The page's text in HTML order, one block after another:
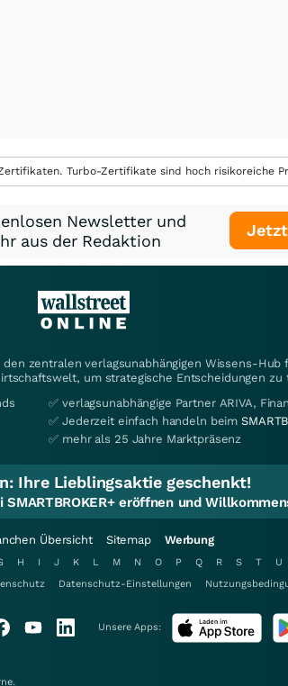
Turbo-Zertifikate sind hoch risikoreiche
Newsletter und
aus der Redaktion
zentralen verlagsunabhängigen Wissens-
um strategische Entscheidungen zu
✅ verlagsunabhängige Partner ARIVA,
✅ Jederzeit einfach handeln beim
✅ mehr als 25 Jahre Marktpräsenz
Ihre Lieblingsaktie geschenkt!
eröffnen und
Übersicht Sitemap Werbung
H I J K L M N O P Q R S T U
Datenschutz-Einstellungen
Unsere Apps: